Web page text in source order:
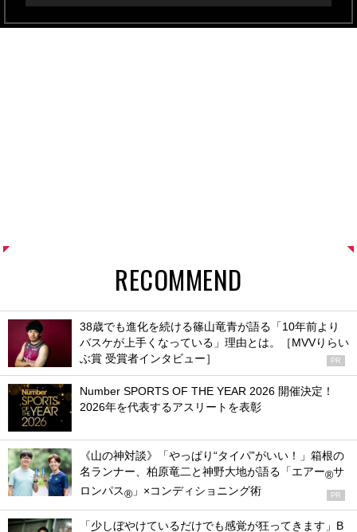
RECOMMEND
38歳でも進化を続ける篠山竜青が語る「10年前より
バスケが上手くなっている」理由とは。［MVVりらい
ぶ賞 受賞者インタビュー］
PR
Number SPORTS OF THE YEAR 2026 開催決定！
2026年を代表するアスリートを表彰
《山の神対談》「やっぱり“タイパ”がいい！」箱根の
名ランナー、柏原竜二と神野大地が語る「エアー®サ
ロンパス® 」×コンディショニング術 PR
「少しぼやけているだけでも感覚が狂ってきます」B